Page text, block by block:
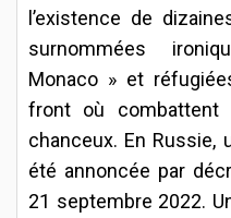
l’existence de
surnommées
Monaco » et
front où combattent
chanceux. En Russie,
été annoncée par
21 septembre 2022.